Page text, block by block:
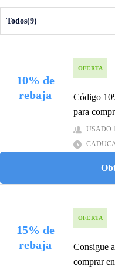
Todos(9)
10% de
rebaja
OFERTA
Código
para
USADO
15% de
rebaja
OFERTA
Consigue
comprar